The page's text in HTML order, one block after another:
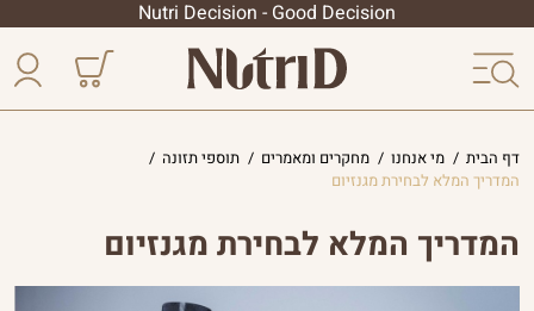
Nutri Decision - Good Decision
דף הבית / מי אנחנו / מחקרים ומאמרים / תוספי תזונה /
המדריך המלא לבחירת מגנזיום
המדריך המלא לבחירת מגנזיום